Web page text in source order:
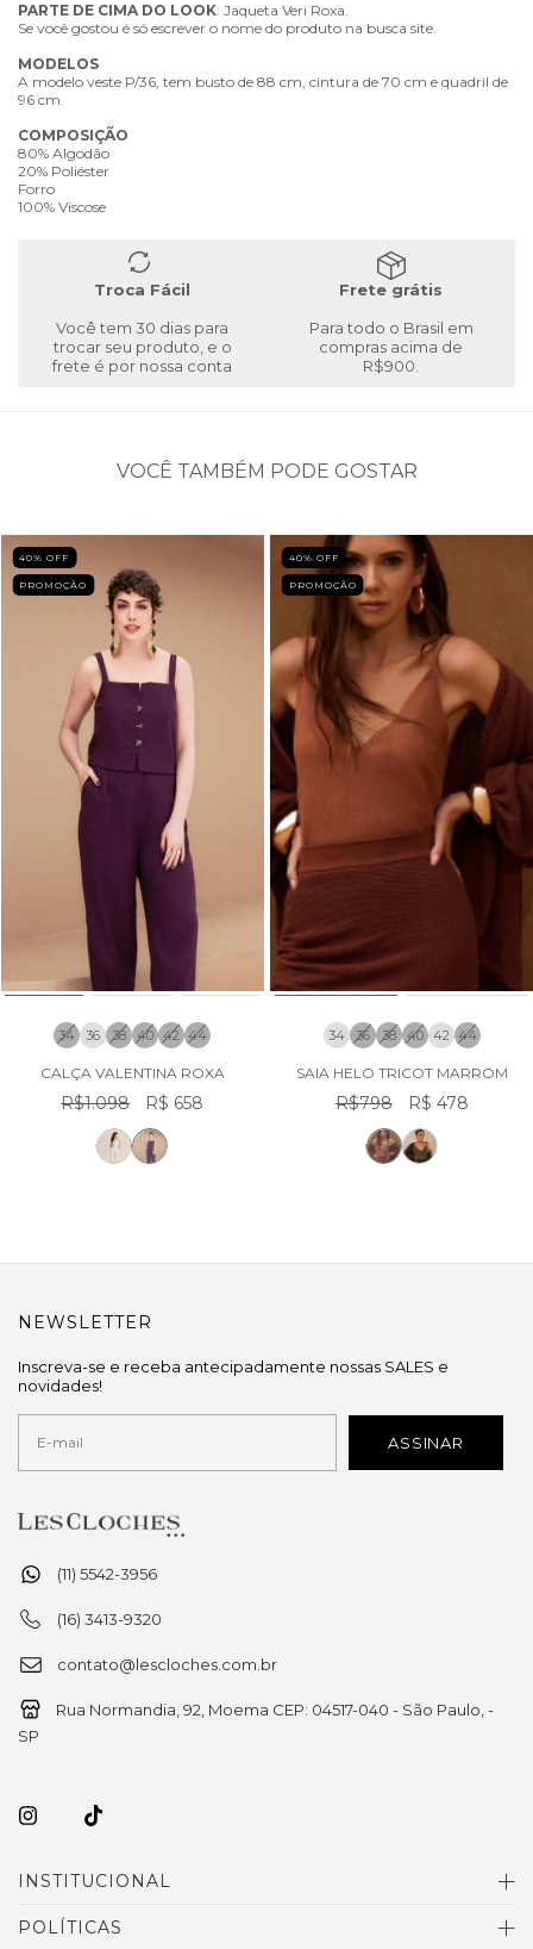
PARTE DE CIMA DO LOOK: Jaqueta Veri Roxa.
Se você gostou é só escrever o nome do produto na busca site.
MODELOS
A modelo veste P/36, tem busto de 88 cm, cintura de 70 cm e quadril de
96 cm.
COMPOSIÇÃO
80% Algodão
20% Poliéster
Forro
100% Viscose
Troca Fácil
Você tem 30 dias para
trocar seu produto, e o
frete é por nossa conta
Frete grátis
Para todo o Brasil em
compras acima de
R$900.
VOCÊ TAMBÉM PODE GOSTAR
40% OFF
PROMOÇÃO
34 36 38 40 42 44
CALÇA VALENTINA ROXA
R$1.098 R$ 658
40% OFF
PROMOÇÃO
34 36 38 40 42 44
SAIA HELO TRICOT MARROM
R$798 R$ 478
(11) 5542-3956
(16) 3413-9320
contato@lescloches.com.br
Rua Normandia, 92, Moema CEP: 04517-040 - São Paulo, -
SP
INSTITUCIONAL
POLÍTICAS
NEWSLETTER
Inscreva-se e receba antecipadamente nossas SALES e
novidades!